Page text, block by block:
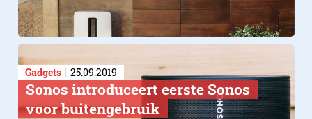
Gadgets 25.09.2019
Sonos introduceert eerste Sonos
voor buitengebruik